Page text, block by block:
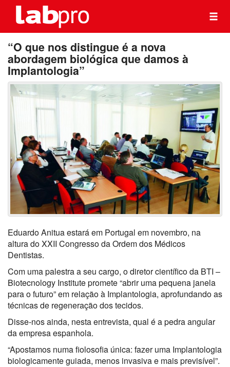
“O que nos distingue é a nova
abordagem biológica que damos à
Implantologia”
Eduardo Anitua estará em Portugal em novembro, na
altura do XXII Congresso da Ordem dos Médicos
Dentistas.
Com uma palestra a seu cargo, o diretor científico da BTI –
Biotecnology Institute promete “abrir uma pequena janela
para o futuro” em relação à Implantologia, aprofundando as
técnicas de regeneração dos tecidos.
Disse-nos ainda, nesta entrevista, qual é a pedra angular
da empresa espanhola.
“Apostamos numa fiolosofia única: fazer uma Implantologia
biologicamente guiada, menos invasiva e mais previsível”.